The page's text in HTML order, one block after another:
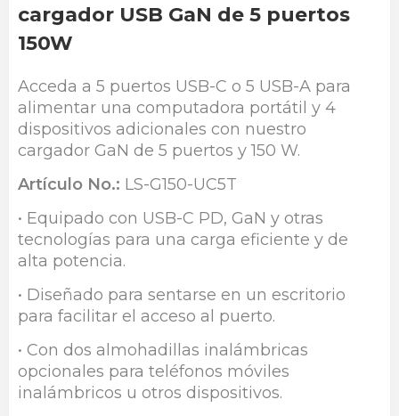
cargador USB GaN de 5 puertos
150W
Acceda a 5 puertos USB-C o 5 USB-A para
alimentar una computadora portátil y 4
dispositivos adicionales con nuestro
cargador GaN de 5 puertos y 150 W.
Artículo No.: LS-G150-UC5T
• Equipado con USB-C PD, GaN y otras
tecnologías para una carga eficiente y de
alta potencia.
• Diseñado para sentarse en un escritorio
para facilitar el acceso al puerto.
• Con dos almohadillas inalámbricas
opcionales para teléfonos móviles
inalámbricos u otros dispositivos.